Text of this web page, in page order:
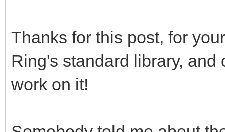
mover_fondo = 0
#bucle principal
while
#mover fondo con
Thanks for this post, for
Ring's standard library,
work on it!